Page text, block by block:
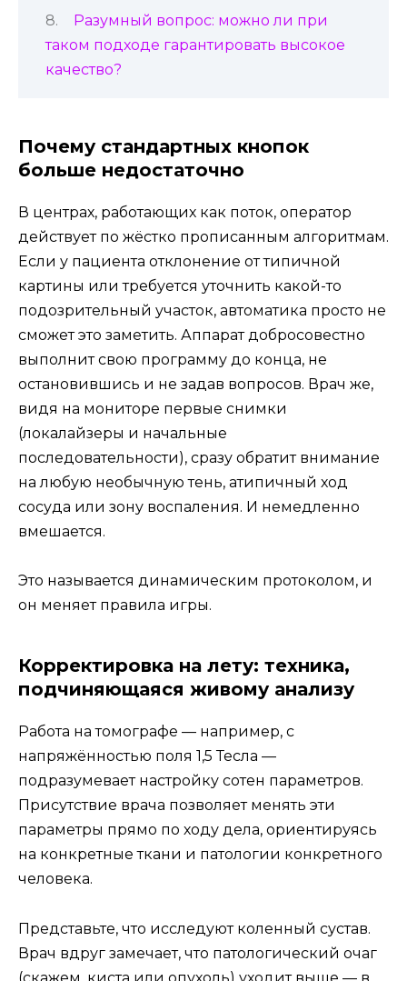
Разумный вопрос: можно ли при
таком подходе гарантировать высокое
качество?
Почему стандартных кнопок
больше недостаточно
В центрах, работающих как поток, оператор
действует по жёстко прописанным алгоритмам.
Если у пациента отклонение от типичной
картины или требуется уточнить какой-то
подозрительный участок, автоматика просто не
сможет это заметить. Аппарат добросовестно
выполнит свою программу до конца, не
остановившись и не задав вопросов. Врач же,
видя на мониторе первые снимки
(локалайзеры и начальные
последовательности), сразу обратит внимание
на любую необычную тень, атипичный ход
сосуда или зону воспаления. И немедленно
вмешается.
Это называется динамическим протоколом, и
он меняет правила игры.
Корректировка на лету: техника,
подчиняющаяся живому анализу
Работа на томографе — например, с
напряжённостью поля 1,5 Тесла —
подразумевает настройку сотен параметров.
Присутствие врача позволяет менять эти
параметры прямо по ходу дела, ориентируясь
на конкретные ткани и патологии конкретного
человека.
Представьте, что исследуют коленный сустав.
Врач вдруг замечает, что патологический очаг
(скажем, киста или опухоль) уходит выше — в